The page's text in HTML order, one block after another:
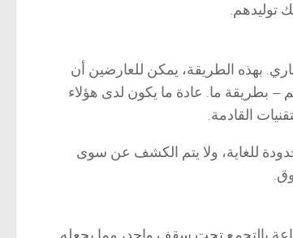
توليدهم.
بهذه الطريقة، يمكن للعارضين أن
بطريقة ما. عادة ما يكون لدى هؤلاء
القادمة.
للغاية، ولا يتم الكشف عن سوى